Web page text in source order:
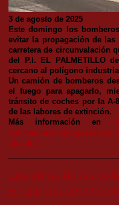
3 de agosto de 2025
Este domingo los
evitar la propagación de las
carretera de circunvalación
del P.I. EL PALMETILLO
cercano al polígono
Un camión de bomberos
el fuego para apagarlo,
tránsito de coches por la A-
de las labores de extinción.
Más información en
sofocan-incendio-pastos-
nts.html
Las obras de las
Economía del PICA